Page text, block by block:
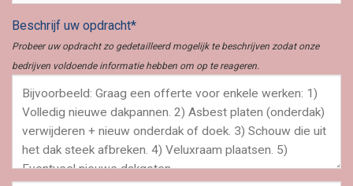
Beschrijf uw opdracht*
Probeer uw opdracht zo gedetailleerd mogelijk te beschrijven zodat onze
bedrijven voldoende informatie hebben om op te reageren.